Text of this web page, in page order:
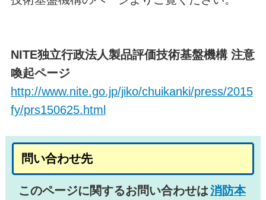
NITE独立行政法人製品評価技術基盤機構 注意
喚起ページ
http://www.nite.go.jp/jiko/chuikanki/press/2015
fy/prs150625.html
問い合わせ先
このページに関するお問い合わせは消防本